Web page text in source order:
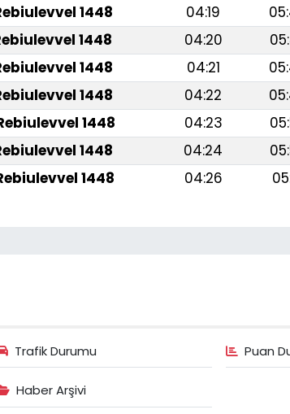
1448 04:19
1448 04:20
1448 04:21
1448 04:22
1448 04:23
1448 04:24
1448 04:26
Trafik Durumu Puan
Haber Arşivi